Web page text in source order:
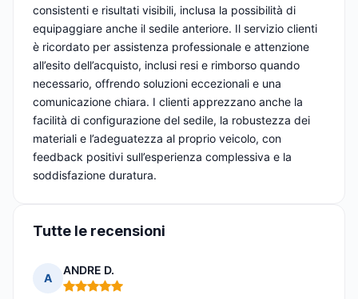
consistenti e risultati visibili, inclusa la possibilità di
equipaggiare anche il sedile anteriore. Il servizio clienti
è ricordato per assistenza professionale e attenzione
all’esito dell’acquisto, inclusi resi e rimborso quando
necessario, offrendo soluzioni eccezionali e una
comunicazione chiara. I clienti apprezzano anche la
facilità di configurazione del sedile, la robustezza dei
materiali e l’adeguatezza al proprio veicolo, con
feedback positivi sull’esperienza complessiva e la
soddisfazione duratura.
Tutte le recensioni
A
ANDRE D.
Nota: 5 su 5